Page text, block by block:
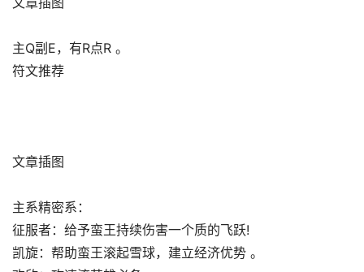
主Q副E，有R点R 。
符文推荐
文章插图
主系精密系：
征服者：给予蛮王持续伤害一个质的飞跃!
凯旋：帮助蛮王滚起雪球，建立经济优势 。